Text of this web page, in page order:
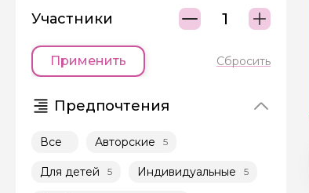
Участники
Применить Сбросить
Предпочтения
Все Авторские 5
Для детей 5 Индивидуальные 5